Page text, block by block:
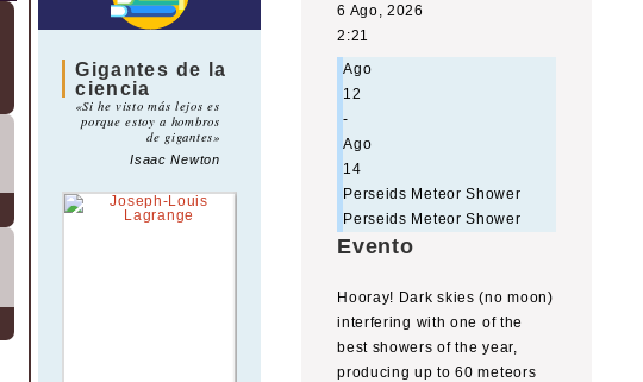
Gigantes de la
ciencia
«Si he visto más lejos es
porque estoy a hombros
de gigantes»
Isaac Newton
6 Ago, 2026
2:21
Ago
12
-
Ago
14
Perseids Meteor Shower
Perseids Meteor Shower
Evento
Hooray! Dark skies (no moon)
interfering with one of the
best showers of the year,
producing up to 60 meteors